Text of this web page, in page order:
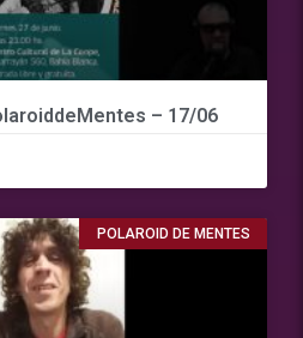
– 17/06
POLAROID DE MENTES